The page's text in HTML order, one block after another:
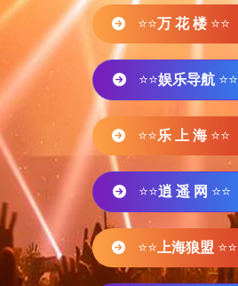
⭐⭐万 花 楼 ⭐⭐
⭐⭐娱乐导航 ⭐⭐
⭐⭐乐 上 海 ⭐⭐
⭐⭐逍 遥 网 ⭐⭐
⭐⭐ 上海狼盟 ⭐⭐